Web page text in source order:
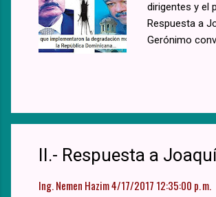
dirigentes y el
Respuesta a
Gerónimo
II.- Respuesta a
Ing. Nemen Hazim4/17/2017 12:35:00 p. m.